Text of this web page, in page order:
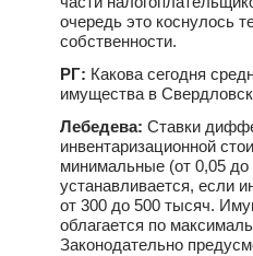
очередь это коснулось
собственности.
РГ: Какова сегодня
имущества в
Лебедева: Ставки
инвентаризационной
минимальные (от 0,05 до
устанавливается, если
от 300 до 500 тысяч.
облагается по
Законодательно